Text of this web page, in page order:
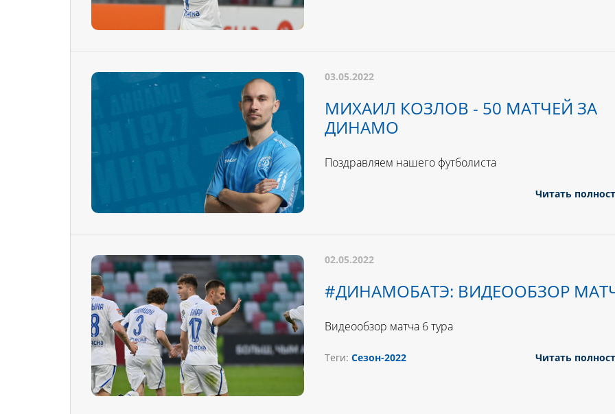
03.05.2022
МИХАИЛ КОЗЛОВ - 50 МАТЧЕЙ ЗА
ДИНАМО
Поздравляем нашего футболиста
Читать
02.05.2022
#ДИНАМОБАТЭ: ВИДЕООБЗОР
Видеообзор матча 6 тура
Теги: Сезон-2022 Читать